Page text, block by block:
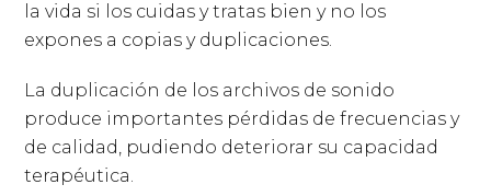
la vida si los cuidas y tratas bien y no los
expones a copias y duplicaciones.
La duplicación de los archivos de sonido
produce importantes pérdidas de frecuencias y
de calidad, pudiendo deteriorar su capacidad
terapéutica.